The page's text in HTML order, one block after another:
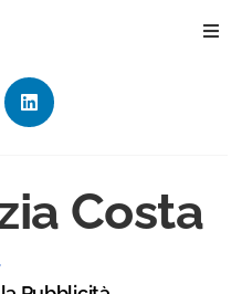
Costa